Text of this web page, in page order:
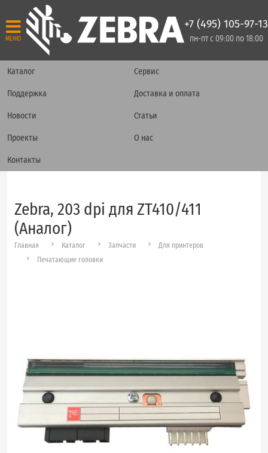
МЕНЮ
+7 (495) 105-97-13
пн-пт с 09:00 по 18:00
Каталог Сервис
Поддержка Доставка и оплата
Новости Статьи
Проекты О нас
Контакты
Zebra, 203 dpi для ZT410/411
(Аналог)
Главная Каталог Запчасти
Для принтеров
Печатающие головки